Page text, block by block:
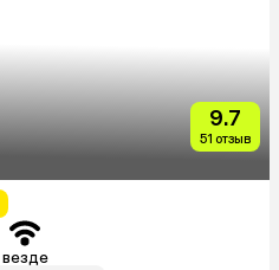
9.7
51 отзыв
везде